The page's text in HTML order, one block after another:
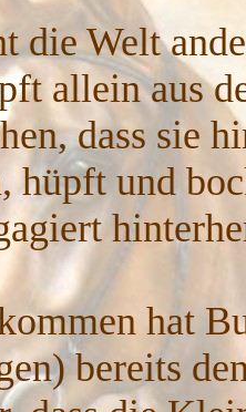
die Welt
allein aus
dass sie
hüpft und
hat
bereits